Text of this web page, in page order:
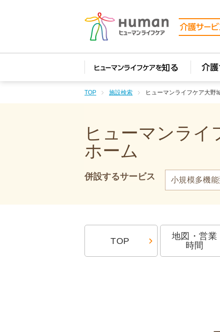
TOP 施設検索 ヒューマンライフケア大野
ヒューマンライ
ホーム
併設するサービス 小規模多機
TOP
地図・営業
時間